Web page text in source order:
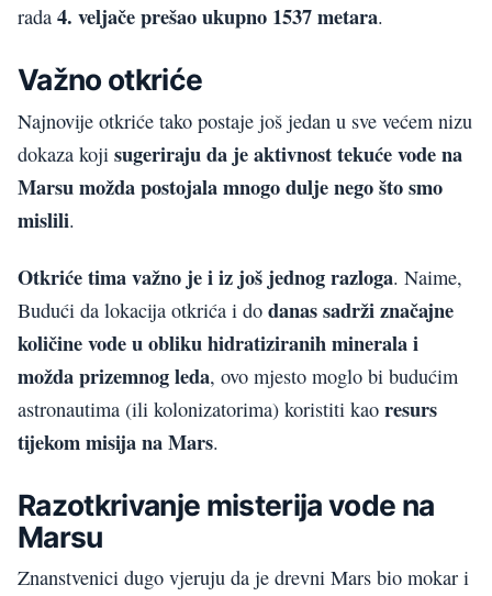
rada 4. veljače prešao ukupno 1537 metara.
Važno otkriće
Najnovije otkriće tako postaje još jedan u sve većem nizu
dokaza koji sugeriraju da je aktivnost tekuće vode na
Marsu možda postojala mnogo dulje nego što smo
mislili.
Otkriće tima važno je i iz još jednog razloga. Naime,
Budući da lokacija otkrića i do danas sadrži značajne
količine vode u obliku hidratiziranih minerala i
možda prizemnog leda, ovo mjesto moglo bi budućim
astronautima (ili kolonizatorima) koristiti kao resurs
tijekom misija na Mars.
Razotkrivanje misterija vode na
Marsu
Znanstvenici dugo vjeruju da je drevni Mars bio mokar i